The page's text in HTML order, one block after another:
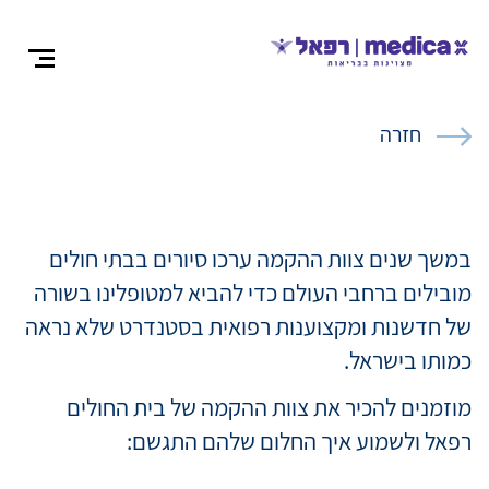
צרו
אודות
התמחויות
ניתוחים
חזרה
במשך שנים צוות ההקמה ערכו סיורים בבתי חולים
מובילים ברחבי העולם כדי להביא למטופלינו בשורה
של חדשנות ומקצוענות רפואית בסטנדרט שלא נראה
כמותו בישראל.
מוזמנים להכיר את צוות ההקמה של בית החולים
רפאל ולשמוע איך החלום שלהם התגשם: